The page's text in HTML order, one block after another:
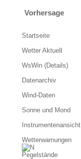
Vorhersage
Startseite
Wetter Aktuell
WsWin (Details)
Datenarchiv
Wind-Daten
Sonne und Mond
Instrumentenansicht
Wetterwarnungen
Pegelstände